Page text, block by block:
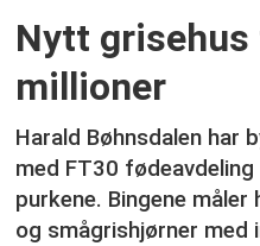
Nytt grisehus
millioner
Harald Bøhnsdalen har
med FT30
purkene. Bingene
og smågrishjørner med